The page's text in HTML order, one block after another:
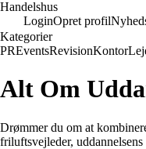
Handelshus
LoginOpret profil
Kategorier
PREventsRevisionKontor
Alt Om
Drømmer du om at
friluftsvejleder,